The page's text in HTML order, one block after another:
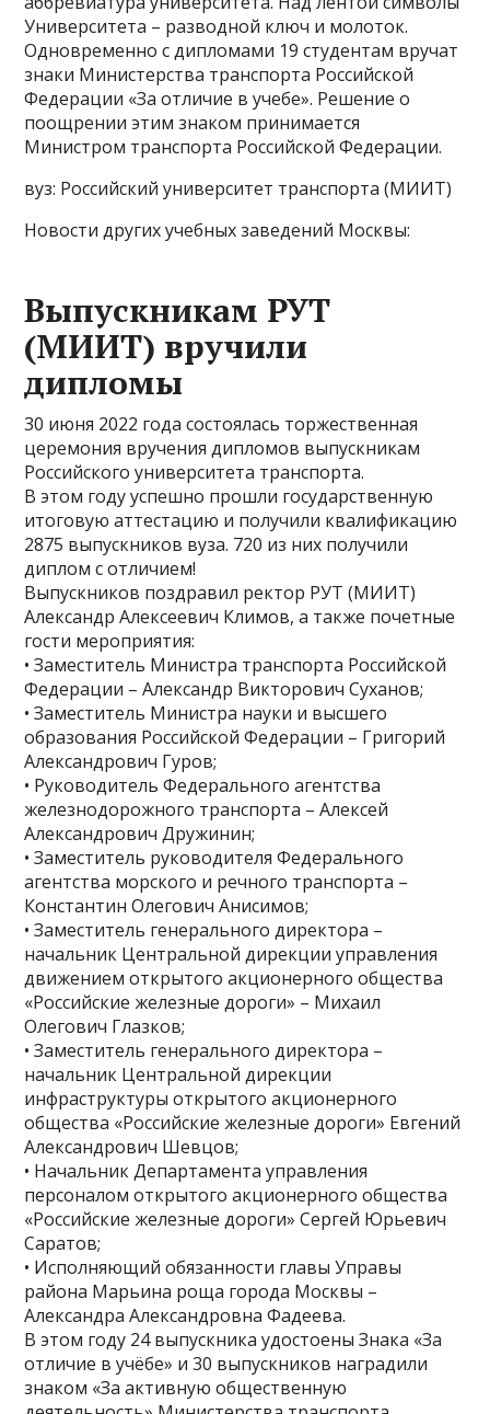
Университета – разводной ключ и молоток.
Одновременно с дипломами 19 студентам вручат
знаки Министерства транспорта Российской
Федерации «За отличие в учебе». Решение о
поощрении этим знаком принимается
Министром транспорта Российской Федерации.
вуз: Российский университет транспорта (МИИТ)
Новости других учебных заведений Москвы:
Выпускникам РУТ
(МИИТ) вручили
дипломы
30 июня 2022 года состоялась торжественная
церемония вручения дипломов выпускникам
Российского университета транспорта.
В этом году успешно прошли государственную
итоговую аттестацию и получили квалификацию
2875 выпускников вуза. 720 из них получили
диплом с отличием!
Выпускников поздравил ректор РУТ (МИИТ)
Александр Алексеевич Климов, а также почетные
гости мероприятия:
• Заместитель Министра транспорта Российской
Федерации – Александр Викторович Суханов;
• Заместитель Министра науки и высшего
образования Российской Федерации – Григорий
Александрович Гуров;
• Руководитель Федерального агентства
железнодорожного транспорта – Алексей
Александрович Дружинин;
• Заместитель руководителя Федерального
агентства морского и речного транспорта –
Константин Олегович Анисимов;
• Заместитель генерального директора –
начальник Центральной дирекции управления
движением открытого акционерного общества
«Российские железные дороги» – Михаил
Олегович Глазков;
• Заместитель генерального директора –
начальник Центральной дирекции
инфраструктуры открытого акционерного
общества «Российские железные дороги» Евгений
Александрович Шевцов;
• Начальник Департамента управления
персоналом открытого акционерного общества
«Российские железные дороги» Сергей Юрьевич
Саратов;
• Исполняющий обязанности главы Управы
района Марьина роща города Москвы –
Александра Александровна Фадеева.
В этом году 24 выпускника удостоены Знака «За
отличие в учёбе» и 30 выпускников наградили
знаком «За активную общественную